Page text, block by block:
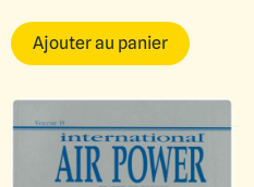
Ajouter au panier